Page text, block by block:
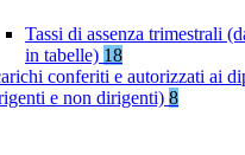
Tassi di assenza trimestrali
in tabelle) 18
conferiti e autorizzati ai
e non dirigenti) 8